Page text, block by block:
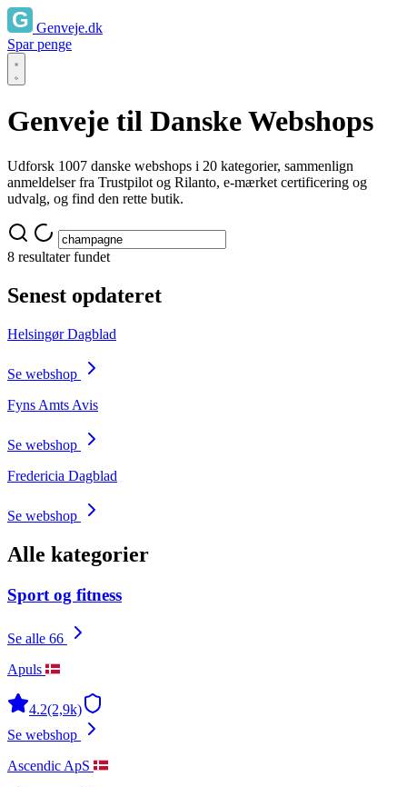
Genveje.dk
Spar penge
Genveje til Danske Webshops
Udforsk 1007 danske webshops i 20 kategorier, sammenlign
anmeldelser fra Trustpilot og Rilanto, e-mærket certificering og
udvalg, og find den rette butik.
8 resultater fundet
Senest opdateret
Helsingør Dagblad
Se webshop
Fyns Amts Avis
Se webshop
Fredericia Dagblad
Se webshop
Alle kategorier
Sport og fitness
Se alle 66
Apuls
4.2(2,9k)
Se webshop
Ascendic ApS